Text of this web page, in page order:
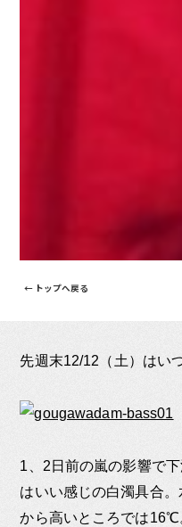
← トップへ戻る
先週末12/12（土）はい
1、2日前の嵐の影響で
はいい感じの白濁具合
から高いところでは16℃